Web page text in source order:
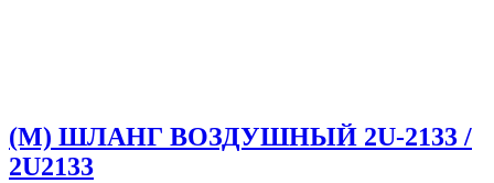
(M) ШЛАНГ ВОЗДУШНЫЙ 2U-2133 /
2U2133